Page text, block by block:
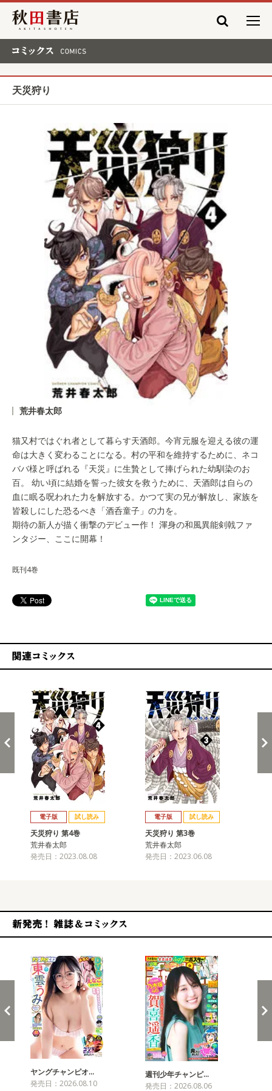
秋田書店
天災狩り
荒井春太郎
猫又村ではぐれ者として暮らす天酒郎。今宵元服を迎える彼の運
命は大きく変わることになる。村の平和を維持するために、ネコ
ババ様と呼ばれる『天災』に生贄として捧げられた幼馴染のお
百。 幼い頃に結婚を誓った彼女を救うために、天酒郎は自らの
血に眠る呪われた力を解放する。かつて実の兄が解放し、家族を
皆殺しにした恐るべき「酒呑童子」の力を。
期待の新人が描く衝撃のデビュー作！ 渾身の和風異能剣戟ファ
ンタジー、ここに開幕！
既刊4巻
電子版 試し読み
天災狩り 第4巻
荒井春太郎
発売日：2023.08.08
電子版 試し読み
天災狩り 第3巻
荒井春太郎
発売日：2023.06.08
ヤングチャンピオ…
発売日：2026.08.10
週刊少年チャンピ…
発売日：2026.08.06